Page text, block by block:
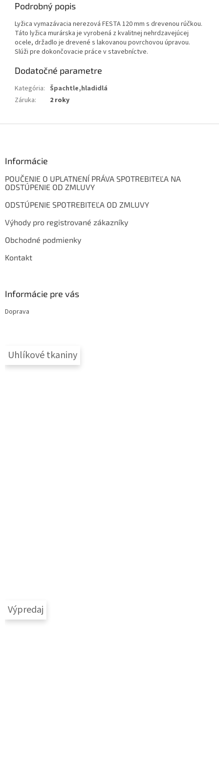
Podrobný popis
Lyžica vymazávacia nerezová FESTA 120 mm s drevenou rúčkou.
Táto lyžica murárska je vyrobená z kvalitnej nehrdzavejúcej
ocele, držadlo je drevené s lakovanou povrchovou úpravou.
Slúži pre dokončovacie práce v stavebníctve.
Dodatočné parametre
Kategória: Špachtle,hladidlá
Záruka: 2 roky
Informácie
POUČENIE O UPLATNENÍ PRÁVA SPOTREBITEĽA NA
ODSTÚPENIE OD ZMLUVY
ODSTÚPENIE SPOTREBITEĽA OD ZMLUVY
Výhody pro registrované zákazníky
Obchodné podmienky
Kontakt
Informácie pre vás
Doprava
Uhlíkové tkaniny
Výpredaj